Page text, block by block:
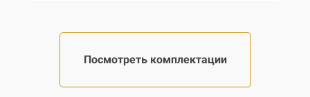
Посмотреть комплектации